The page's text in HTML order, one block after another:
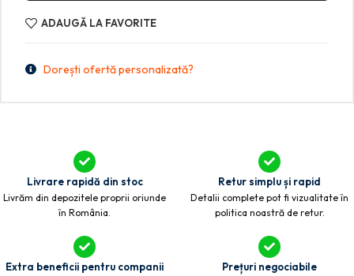
ADAUGĂ LA FAVORITE
Dorești ofertă personalizată?
Livrare rapidă din stoc
Livrăm din depozitele proprii oriunde
în România.
Retur simplu și rapid
Detalii complete pot fi vizualitate în
politica noastră de retur.
Extra beneficii pentru companii Prețuri negociabile